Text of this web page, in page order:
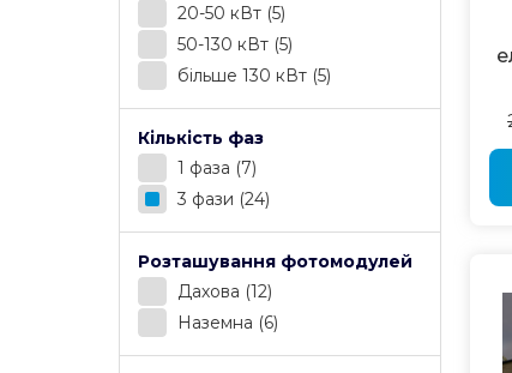
20-50 кВт (5)
50-130 кВт (5)
більше 130 кВт (5)
Кількість фаз
1 фаза (7)
3 фази (24)
Розташування фотомодулей
Дахова (12)
Наземна (6)